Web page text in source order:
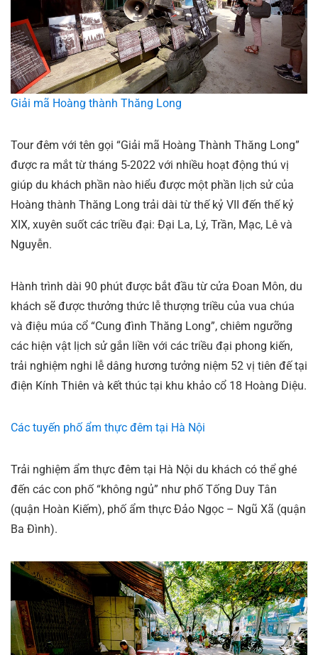
Giải mã Hoàng thành Thăng Long
Tour đêm với tên gọi “Giải mã Hoàng Thành Thăng Long”
được ra mắt từ tháng 5-2022 với nhiều hoạt động thú vị
giúp du khách phần nào hiểu được một phần lịch sử của
Hoàng thành Thăng Long trải dài từ thế kỷ VII đến thế kỷ
XIX, xuyên suốt các triều đại: Đại La, Lý, Trần, Mạc, Lê và
Nguyễn.
Hành trình dài 90 phút được bắt đầu từ cửa Đoan Môn, du
khách sẽ được thưởng thức lễ thượng triều của vua chúa
và điệu múa cổ “Cung đình Thăng Long”, chiêm ngưỡng
các hiện vật lịch sử gắn liền với các triều đại phong kiến,
trải nghiệm nghi lễ dâng hương tưởng niệm 52 vị tiên đế tại
điện Kính Thiên và kết thúc tại khu khảo cổ 18 Hoàng Diệu.
Các tuyến phố ẩm thực đêm tại Hà Nội
Trải nghiệm ẩm thực đêm tại Hà Nội du khách có thể ghé
đến các con phố “không ngủ” như phố Tống Duy Tân
(quận Hoàn Kiếm), phố ẩm thực Đảo Ngọc – Ngũ Xã (quận
Ba Đình).